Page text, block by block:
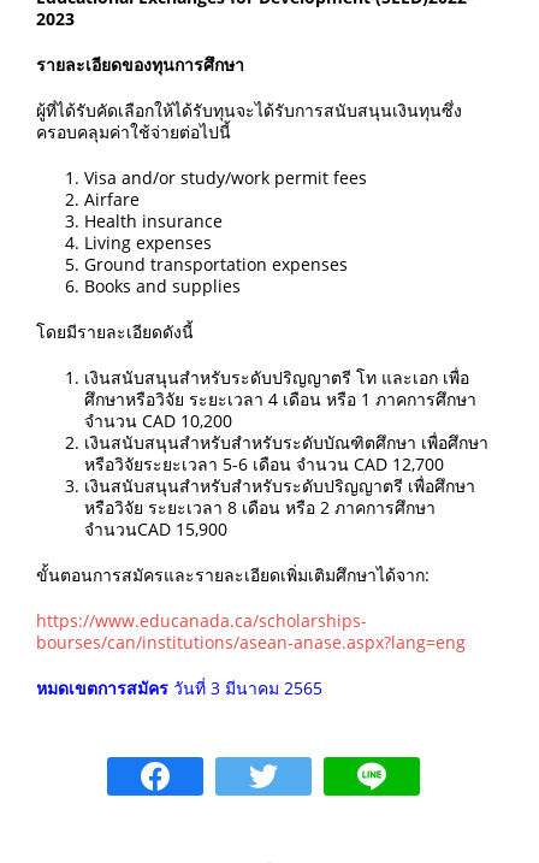
2023
รายละเอียดของทุนการศึกษา
ผู้ที่ได้รับคัดเลือกให้ได้รับทุนจะได้รับการสนับสนุนเงินทุนซึ่ง
ครอบคลุมค่าใช้จ่ายต่อไปนี้
Visa and/or study/work permit fees
Airfare
Health insurance
Living expenses
Ground transportation expenses
Books and supplies
โดยมีรายละเอียดดังนี้
เงินสนับสนุนสำหรับระดับปริญญาตรี โท และเอก เพื่อ
ศึกษาหรือวิจัย ระยะเวลา 4 เดือน หรือ 1 ภาคการศึกษา
จำนวน CAD 10,200
เงินสนับสนุนสำหรับสำหรับระดับบัณฑิตศึกษา เพื่อศึกษา
หรือวิจัยระยะเวลา 5-6 เดือน จำนวน CAD 12,700
เงินสนับสนุนสำหรับสำหรับระดับปริญญาตรี เพื่อศึกษา
หรือวิจัย ระยะเวลา 8 เดือน หรือ 2 ภาคการศึกษา
จำนวนCAD 15,900
ขั้นตอนการสมัครและรายละเอียดเพิ่มเติมศึกษาได้จาก:
https://www.educanada.ca/scholarships-
bourses/can/institutions/asean-anase.aspx?lang=eng
หมดเขตการสมัคร วันที่ 3 มีนาคม 2565